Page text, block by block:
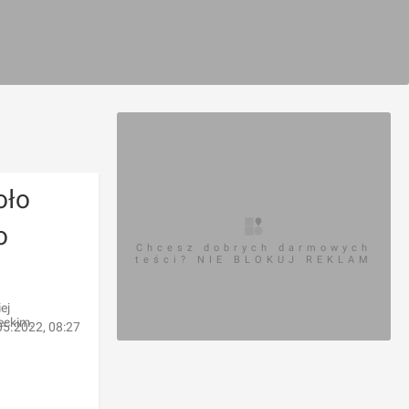
08:27
Chcesz dobrych darmowych
teści? NIE BLOKUJ REKLAM